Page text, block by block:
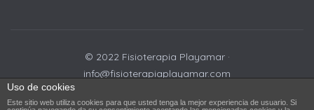
© 2022 Fisioterapia Playamar ·
info@fisioterapiaplayamar.com
Uso de cookies
Este sitio web utiliza cookies para que usted tenga la mejor experiencia de usuario. Si